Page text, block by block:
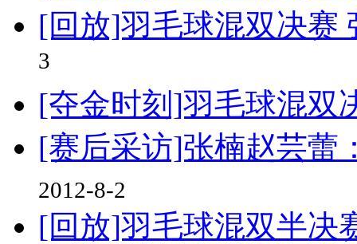
[回放]羽毛球混双决赛
3
[夺金时刻]羽毛球混双
[赛后采访]张楠赵芸蕾
2012-8-2
[回放]羽毛球混双半决